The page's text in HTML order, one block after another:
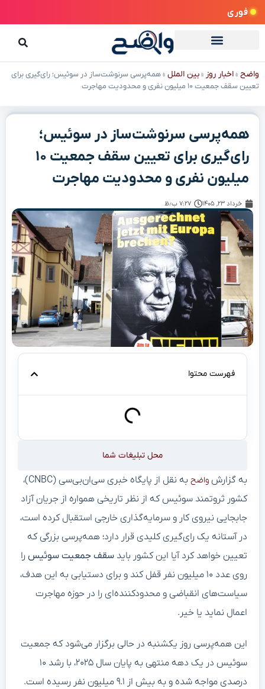
فوری
واضح »اخبار روز »بین الملل »همه‌پرسی سرنوشت‌ساز در سوئیس؛ رای‌گیری برای
تعیین سقف جمعیت ۱۰ میلیون نفری و محدودیت مهاجرت
همه‌پرسی سرنوشت‌ساز در سوئیس؛
رای‌گیری برای تعیین سقف جمعیت ۱۰
میلیون نفری و محدودیت مهاجرت
خرداد ۲۳, ۱۴۰۵ ۷:۲۷ ب٫ظ
فهرست محتوا
محل تبلیغات شما
به گزارش واضح
به نقل از پایگاه خبری سی‌ان‌بی‌سی (CNBC)،
کشور ثروتمند سوئیس که از نظر تاریخی همواره از جریان آزاد
جابجایی نیروی کار و سرمایه‌گذاری خارجی استقبال کرده است،
در آستانه یک رای‌گیری کلیدی قرار دارد؛ همه‌پرسی بزرگی که
تعیین خواهد کرد آیا این کشور باید سقف جمعیت سوئیس را
روی عدد ۱۰ میلیون نفر قفل کند و برای دستیابی به این هدف،
سیاست‌های انقباضی و محدودکننده‌ای را در حوزه مهاجرت
اعمال نماید یا خیر.
این همه‌پرسی روز یکشنبه در حالی برگزار می‌شود که جمعیت
سوئیس در یک دهه منتهی به پایان سال ۲۰۲۵، با رشد ۱۰
درصدی مواجه شده و به بیش از ۹.۱ میلیون نفر رسیده است.